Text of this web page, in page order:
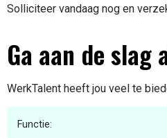
Solliciteer vandaag nog en
Ga aan de
WerkTalent heeft jou veel te
Functie: